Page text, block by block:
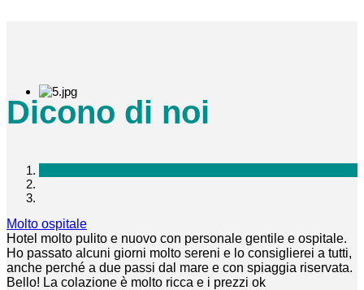
Dicono di noi
Molto ospitale
Hotel molto pulito e nuovo con personale gentile e ospitale.
Ho passato alcuni giorni molto sereni e lo consiglierei a tutti,
anche perché a due passi dal mare e con spiaggia riservata.
Bello! La colazione è molto ricca e i prezzi ok